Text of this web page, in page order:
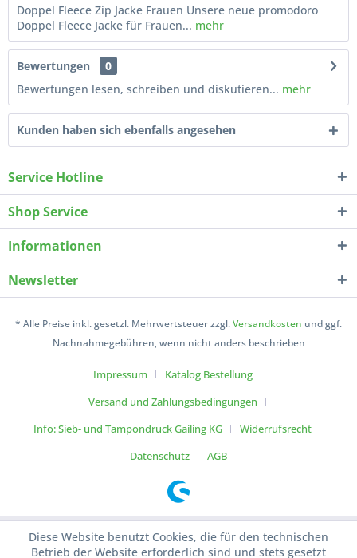
Doppel Fleece Zip Jacke Frauen Unsere neue promodoro
Doppel Fleece Jacke für Frauen... mehr
Bewertungen
0
Bewertungen lesen, schreiben und diskutieren... mehr
Kunden haben sich ebenfalls angesehen
Service Hotline
Shop Service
Informationen
Newsletter
* Alle Preise inkl. gesetzl. Mehrwertsteuer zzgl.Versandkosten und ggf.
Nachnahmegebühren, wenn nicht anders beschrieben
Impressum
Katalog Bestellung
Versand und Zahlungsbedingungen
Info: Sieb- und Tampondruck Gailing KG
Widerrufsrecht
Datenschutz
AGB
Diese Website benutzt Cookies, die für den technischen
Betrieb der Website erforderlich sind und stets gesetzt